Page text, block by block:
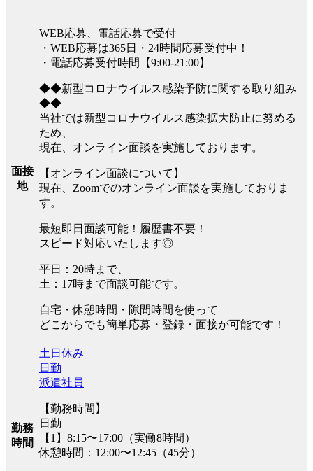
面接
地
WEB応募、電話応募で受付
・WEB応募は365日・24時間応募受付中！
・電話応募受付時間【9:00-21:00】
◆◆新型コロナウイルス感染予防に関する取り組み
◆◆
当社では新型コロナウイルス感染拡大防止に努める
ため、
現在、オンライン面談を実施しております。
【オンライン面談について】
現在、Zoomでのオンライン面談を実施しておりま
す。
最短即日面談可能！履歴書不要！
スピード対応いたします◎
平日：20時まで、
土：17時まで面談可能です。
自宅・休憩時間・隙間時間を使って
どこからでも簡単応募・登録・面接が可能です！
勤務
時間
土日休み
日勤
派遣社員
【勤務時間】
日勤
【1】8:15〜17:00（実働8時間）
休憩時間：12:00〜12:45（45分）